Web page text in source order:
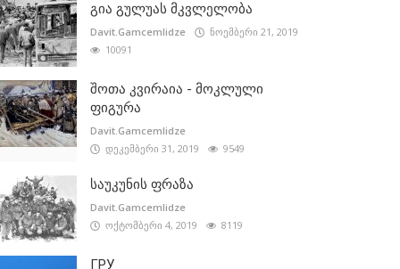
გია გულუას მკვლელობა
Davit.Gamcemlidze
ნოემბერი 21, 2019
10091
შოთა კვირაია - მოკლული
ფიგურა
Davit.Gamcemlidze
დეკემბერი 31, 2019
9549
საუკუნის ფრაზა
Davit.Gamcemlidze
ოქტომბერი 4, 2019
8119
ГРУ